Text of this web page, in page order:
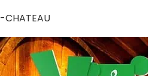
CHATEAU